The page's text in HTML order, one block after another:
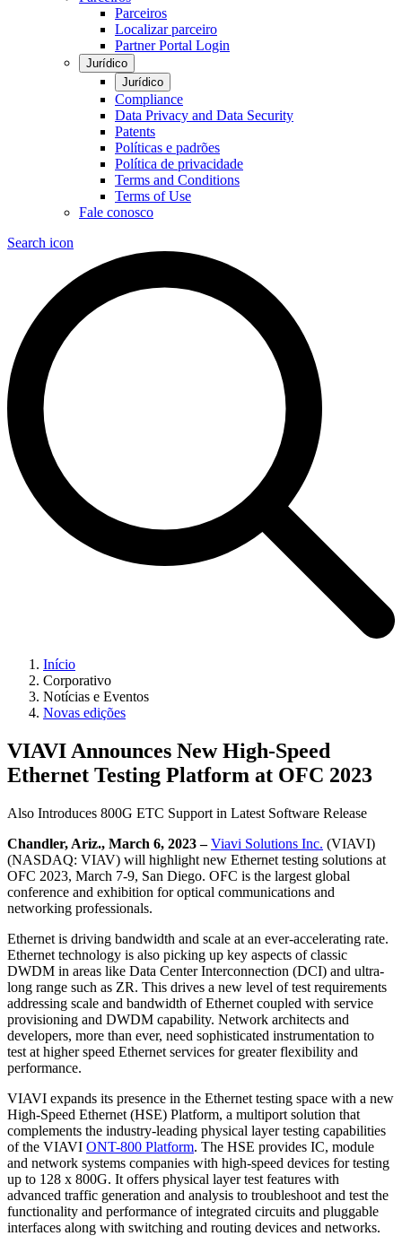
Parceiros
Localizar parceiro
Partner Portal Login
Jurídico
Jurídico
Compliance
Data Privacy and Data Security
Patents
Políticas e padrões
Política de privacidade
Terms and Conditions
Terms of Use
Fale conosco
Search icon
Início
Corporativo
Notícias e Eventos
Novas edições
VIAVI Announces New High-Speed
Ethernet Testing Platform at OFC 2023
Also Introduces 800G ETC Support in Latest Software Release
Chandler, Ariz., March 6, 2023 – Viavi Solutions Inc. (VIAVI)
(NASDAQ: VIAV) will highlight new Ethernet testing solutions at
OFC 2023, March 7-9, San Diego. OFC is the largest global
conference and exhibition for optical communications and
networking professionals.
Ethernet is driving bandwidth and scale at an ever-accelerating rate.
Ethernet technology is also picking up key aspects of classic
DWDM in areas like Data Center Interconnection (DCI) and ultra-
long range such as ZR. This drives a new level of test requirements
addressing scale and bandwidth of Ethernet coupled with service
provisioning and DWDM capability. Network architects and
developers, more than ever, need sophisticated instrumentation to
test at higher speed Ethernet services for greater flexibility and
performance.
VIAVI expands its presence in the Ethernet testing space with a new
High-Speed Ethernet (HSE) Platform, a multiport solution that
complements the industry-leading physical layer testing capabilities
of the VIAVI ONT-800 Platform. The HSE provides IC, module
and network systems companies with high-speed devices for testing
up to 128 x 800G. It offers physical layer test features with
advanced traffic generation and analysis to troubleshoot and test the
functionality and performance of integrated circuits and pluggable
interfaces along with switching and routing devices and networks.